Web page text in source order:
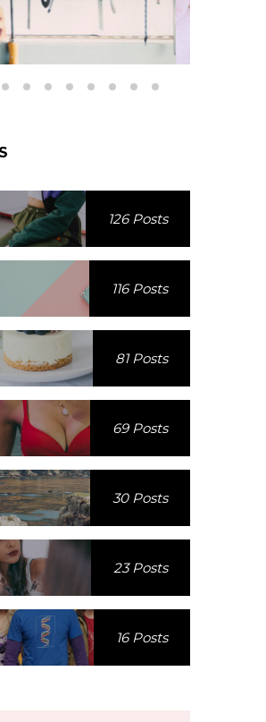
126 Posts
116 Posts
81 Posts
69 Posts
30 Posts
23 Posts
16 Posts